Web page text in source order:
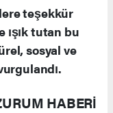
teşekkür
ışık tutan bu
sosyal ve
HABERİ